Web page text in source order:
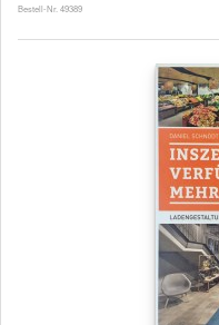
Bestell-Nr. 49389